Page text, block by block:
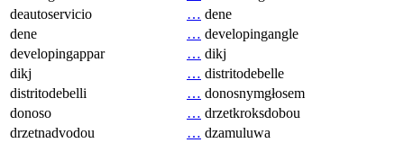
deautoservicio
… dene
dene
… developingangle
developingappar
… dikj
dikj
… distritodebelle
distritodebelli
… donosnymgłosem
donoso
… drzetkroksdobou
drzetnadvodou
… dzamuluwa